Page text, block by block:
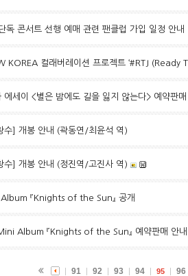
콘서트 선행 예매 관련 팬클럽 가입 일정 안내
컬래버레이션 프로젝트 ‘#RTJ (Ready
세이 <별은 밤에도 길을 잃지 않는다> 예약판매
수] 개봉 안내 (곽동연/최윤석 역)
수] 개봉 안내 (정진역/고진사 역)
『Knights of the Sun』 공개
Album 『Knights of the Sun』 예약판매 안내
91 92 93 94 95 96